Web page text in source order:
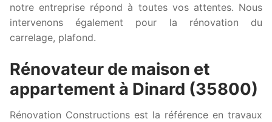
notre entreprise répond à toutes vos attentes. Nous
intervenons également pour la rénovation du
carrelage, plafond.
Rénovateur de maison et
appartement à Dinard (35800)
Rénovation Constructions est la référence en travaux